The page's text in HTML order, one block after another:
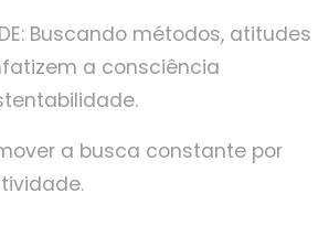
Buscando métodos, atitudes
a consciência
a busca constante por